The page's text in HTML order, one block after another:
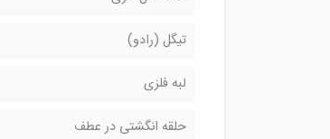
تیگل (رادو)
لبه فلزی
حلقه انگشتی در عطف